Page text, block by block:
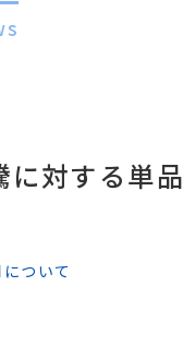
に対する単品
ついて